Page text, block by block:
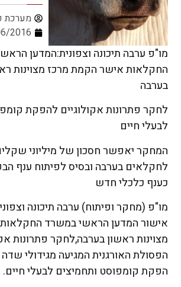
מערכת
2016
מו"פ ערבה תיכונה וצפונית:המדען
החקלאות אישר הקמת מרכז מצוינות
בערבה
לחקר פתרונות אקולוגיים להפקת
לבעלי חיים
המחקר יאפשר חסכון של מיליוני
לחקלאים בערבה ובסיס לפיתוח ענף
כענף כלכלי חדש
מו"פ (מחקר ופיתוח) ערבה תיכונה
אישור המדען הראשי במשרד
מצוינות ראשון בערבה,לחקר פתרונות
הפסולת האורגנית המגיעה מגידולי
הפקת קומפוסט ותחמיצים לבעלי חיים.